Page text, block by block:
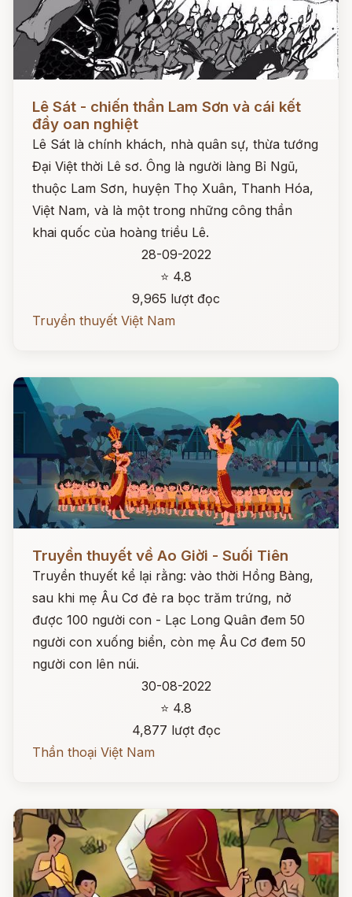
Lê Sát - chiến thần Lam Sơn và cái kết
đầy oan nghiệt
Lê Sát là chính khách, nhà quân sự, thừa tướng
Đại Việt thời Lê sơ. Ông là người làng Bỉ Ngũ,
thuộc Lam Sơn, huyện Thọ Xuân, Thanh Hóa,
Việt Nam, và là một trong những công thần
khai quốc của hoàng triều Lê.
28-09-2022
⭐ 4.8
9,965 lượt đọc
Truyền thuyết Việt Nam
Đọc ngay
Truyền thuyết về Ao Giời - Suối Tiên
Truyền thuyết kể lại rằng: vào thời Hồng Bàng,
sau khi mẹ Âu Cơ đẻ ra bọc trăm trứng, nở
được 100 người con - Lạc Long Quân đem 50
người con xuống biển, còn mẹ Âu Cơ đem 50
người con lên núi.
30-08-2022
⭐ 4.8
4,877 lượt đọc
Thần thoại Việt Nam